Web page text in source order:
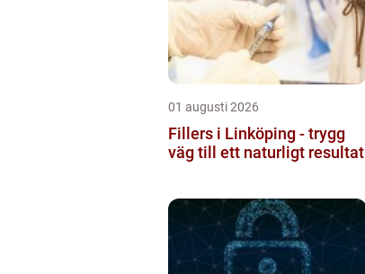
01 augusti 2026
Fillers i Linköping - trygg
väg till ett naturligt resultat